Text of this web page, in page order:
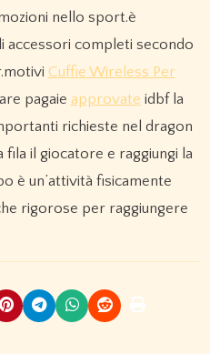
nello sport.è
accessori completi secondo
Cuffie Wireless Per
pagaie approvate idbf la
richieste nel dragon
fila il giocatore e raggiungi la
è un’attività fisicamente
rigorose per raggiungere